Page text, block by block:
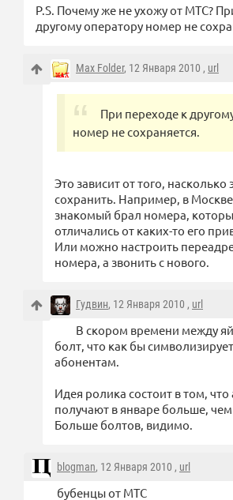
P.S. Почему же не ухожу от МТС?
другому оператору номер не
Max Folder, 12 Января 2010 , url
При переходе к
номер не сохраняется.
Это зависит от того,
сохранить. Например, в
знакомый брал номера,
отличались от каких-то его
Или можно настроить
номера, а звонить с нового.
Гудвин, 12 Января 2010 , url
В скором времени между
болт, что как бы
абонентам.
Идея ролика состоит в том,
получают в январе больше,
Больше болтов, видимо.
blogman, 12 Января 2010 , url
бубенцы от МТС